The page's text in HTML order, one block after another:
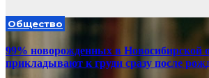
Общество
99% новорожденных в Новосибирской
прикладывают к груди сразу после